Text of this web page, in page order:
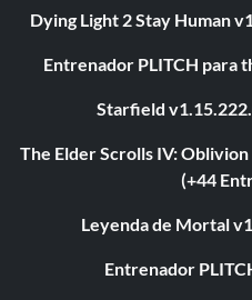
Dying Light 2 Stay Human
Entrenador PLITCH para
Starfield
The Elder Scrolls IV:
(+44
Leyenda de Mortal
Entrenador